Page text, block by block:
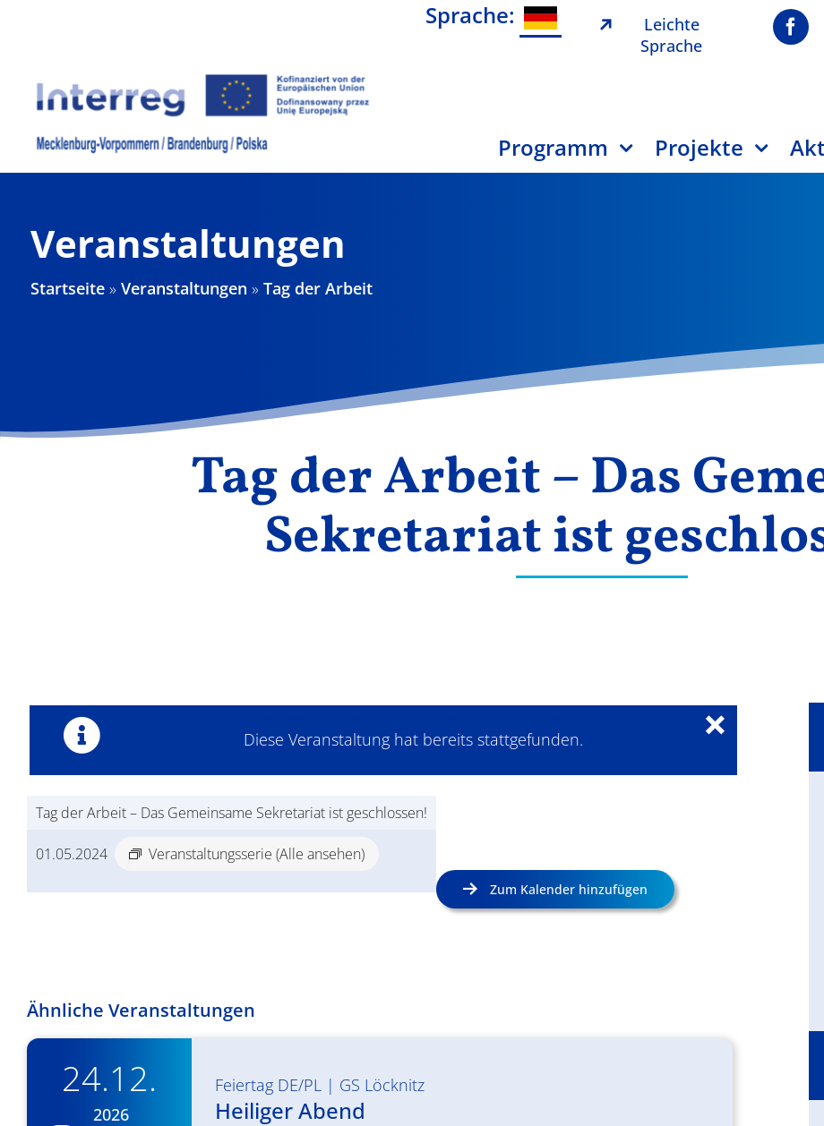
Sprache:
Leichte
Sprache
Programm Projekte
Veranstaltungen
Startseite »Veranstaltungen »Tag der Arbeit
Tag der Arbeit – Das
Sekretariat ist
Diese Veranstaltung hat bereits stattgefunden.
×
Tag der Arbeit – Das Gemeinsame Sekretariat ist geschlossen!
01.05.2024 Veranstaltungsserie (Alle ansehen)
Zum Kalender hinzufügen
Ähnliche Veranstaltungen
24.12.
2026
Feiertag DE/PL | GS Löcknitz
Heiliger Abend